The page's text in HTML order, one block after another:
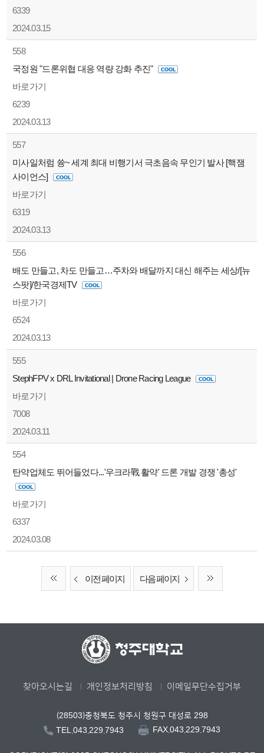
6339
2024.03.15
558
국정원 "드론위협 대응 역량 강화 추진"
바로가기
6239
2024.03.13
557
미사일처럼 쓩~ 세계 최대 비행기서 극초음속 무인기 발사 [핵잼
사이언스]
바로가기
6319
2024.03.13
556
배도 만들고, 차도 만들고…주차와 배달까지 대신 해주는 세상/[뉴
스팟]/한국경제TV
바로가기
6524
2024.03.13
555
StephFPV x DRL Invitational | Drone Racing League
바로가기
7008
2024.03.11
554
탄약업체도 뛰어들었다...'우크라戰 활약' 드론 개발 경쟁 '총성'
바로가기
6337
2024.03.08
이전 페이지 다음 페이지
찾아오시는길 개인정보처리방침 이메일무단수집거부
(28503)충청북도 청주시 청원구 대성로 298
TEL.043.229.7943
FAX.043.229.7943